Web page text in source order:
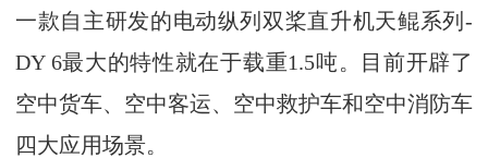
一款自主研发的电动纵列双桨直升机天鲲系列-
DY 6最大的特性就在于载重1.5吨。目前开辟了
空中货车、空中客运、空中救护车和空中消防车
四大应用场景。